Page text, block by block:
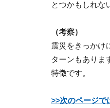
とつかもしれな
（考察）
震災をきっかけ
ターンもありま
特徴です。
>>次のページで